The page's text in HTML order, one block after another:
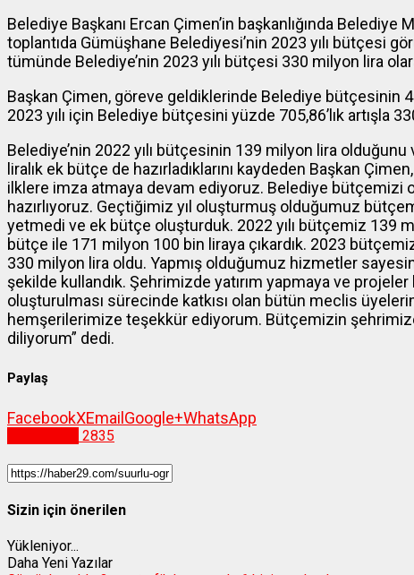
Belediye Başkanı Ercan Çimen’in başkanlığında
toplantıda Gümüşhane Belediyesi’nin 2023 yılı bütçesi
tümünde Belediye’nin 2023 yılı bütçesi 330 milyon lira
Başkan Çimen, göreve geldiklerinde Belediye bütçesinin
2023 yılı için Belediye bütçesini yüzde 705,86’lık artışla
Belediye’nin 2022 yılı bütçesinin 139 milyon lira
liralık ek bütçe de hazırladıklarını kaydeden Başkan
ilklere imza atmaya devam ediyoruz. Belediye bütçemizi
hazırlıyoruz. Geçtiğimiz yıl oluşturmuş olduğumuz
yetmedi ve ek bütçe oluşturduk. 2022 yılı bütçemiz 139
bütçe ile 171 milyon 100 bin liraya çıkardık. 2023
330 milyon lira oldu. Yapmış olduğumuz hizmetler
şekilde kullandık. Şehrimizde yatırım yapmaya ve
oluşturulması sürecinde katkısı olan bütün meclis
hemşerilerimize teşekkür ediyorum. Bütçemizin
diliyorum” dedi.
Paylaş
FacebookXEmail Google+WhatsApp
2835
Sizin için önerilen
Yükleniyor...
Daha Yeni Yazılar